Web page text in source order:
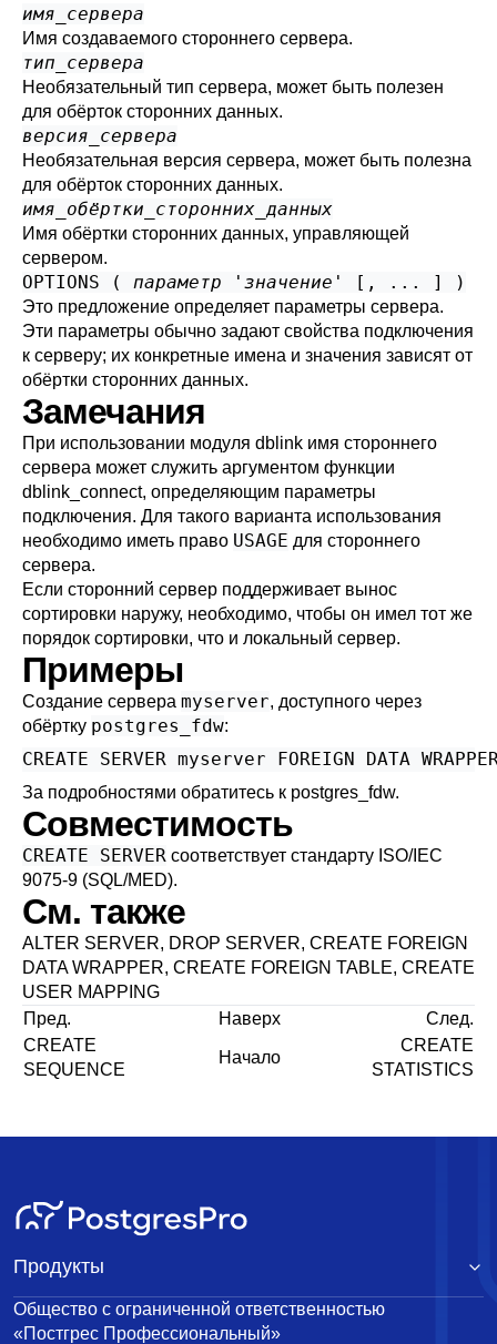
имя_сервера
Имя создаваемого стороннего сервера.
тип_сервера
Необязательный тип сервера, может быть полезен
для обёрток сторонних данных.
версия_сервера
Необязательная версия сервера, может быть полезна
для обёрток сторонних данных.
имя_обёртки_сторонних_данных
Имя обёртки сторонних данных, управляющей
сервером.
OPTIONS ( параметр ' значение ' [, ... ] )
Это предложение определяет параметры сервера.
Эти параметры обычно задают свойства подключения
к серверу; их конкретные имена и значения зависят от
обёртки сторонних данных.
Замечания
При использовании модуля dblink имя стороннего
сервера может служить аргументом функции
dblink_connect, определяющим параметры
подключения. Для такого варианта использования
необходимо иметь право USAGE для стороннего
сервера.
Если сторонний сервер поддерживает вынос
сортировки наружу, необходимо, чтобы он имел тот же
порядок сортировки, что и локальный сервер.
Примеры
Создание сервера myserver, доступного через
обёртку postgres_fdw:
CREATE SERVER myserver FOREIGN DATA
За подробностями обратитесь к postgres_fdw.
Совместимость
CREATE SERVER соответствует стандарту ISO/IEC
9075-9 (SQL/MED).
См. также
ALTER SERVER, DROP SERVER, CREATE FOREIGN
DATA WRAPPER, CREATE FOREIGN TABLE, CREATE
USER MAPPING
Пред.
Наверх
След.
CREATE
SEQUENCE
Начало
CREATE
STATISTICS
Общество с ограниченной ответственностью
«Постгрес Профессиональный»
Продукты